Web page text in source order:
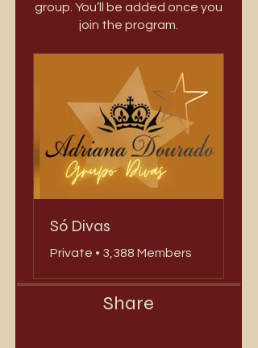
group. You’ll be added once you
join the program.
Só Divas
Private • 3,388 Members
Share